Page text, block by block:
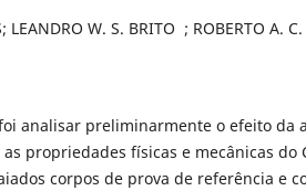
LEANDRO W. S. BRITO ; ROBERTO A.
analisar preliminarmente o efeito da
as propriedades físicas e mecânicas
corpos de prova de referência e